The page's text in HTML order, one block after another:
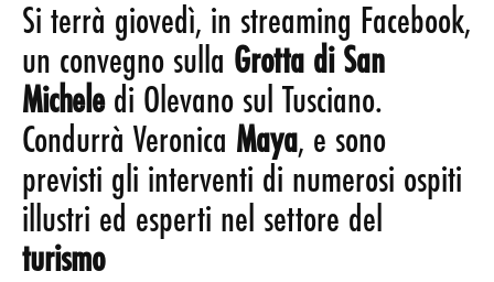
Si terrà giovedì, in streaming Facebook,
un convegno sulla Grotta di San
Micheledi Olevano sul Tusciano.
Condurrà Veronica Maya, e sono
previsti gli interventi di numerosi ospiti
illustri ed esperti nel settore del
turismo